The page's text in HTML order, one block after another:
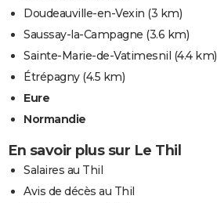
Doudeauville-en-Vexin (3 km)
Saussay-la-Campagne (3.6 km)
Sainte-Marie-de-Vatimesnil (4.4 km)
Étrépagny(4.5 km)
Eure
Normandie
En savoir plus sur Le Thil
Salaires au Thil
Avis de décès au Thil